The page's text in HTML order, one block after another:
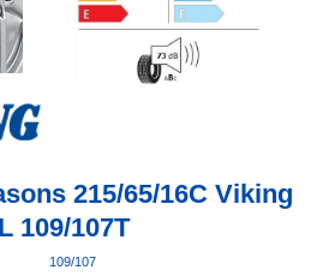
215/65/16C Viking
109/107T
109/107